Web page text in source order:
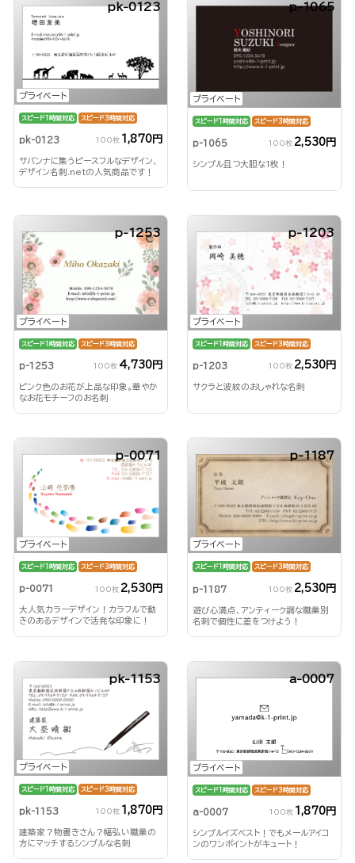
プライベート
pk-0123
スピード1時間対応 スピード3時間対応
pk-0123 100枚 1,870円
サバンナに集うピースフルなデザイン、
デザイン名刺.netの人気商品です！
プライベート
p-1065
スピード1時間対応 スピード3時間対応
p-1065 100枚 2,530円
シンプル且つ大胆な1枚！
プライベート
p-1253
スピード1時間対応 スピード3時間対応
p-1253 100枚 4,730円
ピンク色のお花が上品な印象。華やか
なお花モチーフのお名刺
プライベート
p-1203
スピード1時間対応 スピード3時間対応
p-1203 100枚 2,530円
サクラと波紋のおしゃれな名刺
プライベート
p-0071
スピード1時間対応 スピード3時間対応
p-0071 100枚 2,530円
大人気カラーデザイン！カラフルで動
きのあるデザインで活発な印象に！
プライベート
p-1187
スピード1時間対応 スピード3時間対応
p-1187 100枚 2,530円
遊び心満点、アンティーク調な職業別
名刺で個性に差をつけよう！
プライベート
pk-1153
スピード1時間対応 スピード3時間対応
pk-1153 100枚 1,870円
建築家？物書きさん？幅弘い職業の
方にマッチするシンプルな名刺
プライベート
a-0007
スピード1時間対応 スピード3時間対応
a-0007 100枚 1,870円
シンプルイズベスト！でもメールアイコ
ンのワンポイントがキュート！